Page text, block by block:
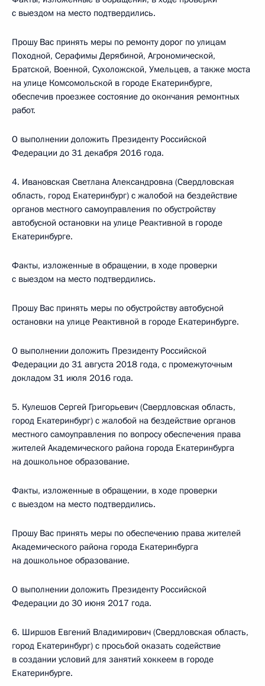
с выездом на место подтвердились.
Прошу Вас принять меры по ремонту дорог по улицам
Походной, Серафимы Дерябиной, Агрономической,
Братской, Военной, Сухоложской, Умельцев, а также моста
на улице Комсомольской в городе Екатеринбурге,
обеспечив проезжее состояние до окончания ремонтных
работ.
О выполнении доложить Президенту Российской
Федерации до 31 декабря 2016 года.
4. Ивановская Светлана Александровна (Свердловская
область, город Екатеринбург) с жалобой на бездействие
органов местного самоуправления по обустройству
автобусной остановки на улице Реактивной в городе
Екатеринбурге.
Факты, изложенные в обращении, в ходе проверки
с выездом на место подтвердились.
Прошу Вас принять меры по обустройству автобусной
остановки на улице Реактивной в городе Екатеринбурге.
О выполнении доложить Президенту Российской
Федерации до 31 августа 2018 года, с промежуточным
докладом 31 июля 2016 года.
5. Кулешов Сергей Григорьевич (Свердловская область,
город Екатеринбург) с жалобой на бездействие органов
местного самоуправления по вопросу обеспечения права
жителей Академического района города Екатеринбурга
на дошкольное образование.
Факты, изложенные в обращении, в ходе проверки
с выездом на место подтвердились.
Прошу Вас принять меры по обеспечению права жителей
Академического района города Екатеринбурга
на дошкольное образование.
О выполнении доложить Президенту Российской
Федерации до 30 июня 2017 года.
6. Ширшов Евгений Владимирович (Свердловская область,
город Екатеринбург) с просьбой оказать содействие
в создании условий для занятий хоккеем в городе
Екатеринбурге.